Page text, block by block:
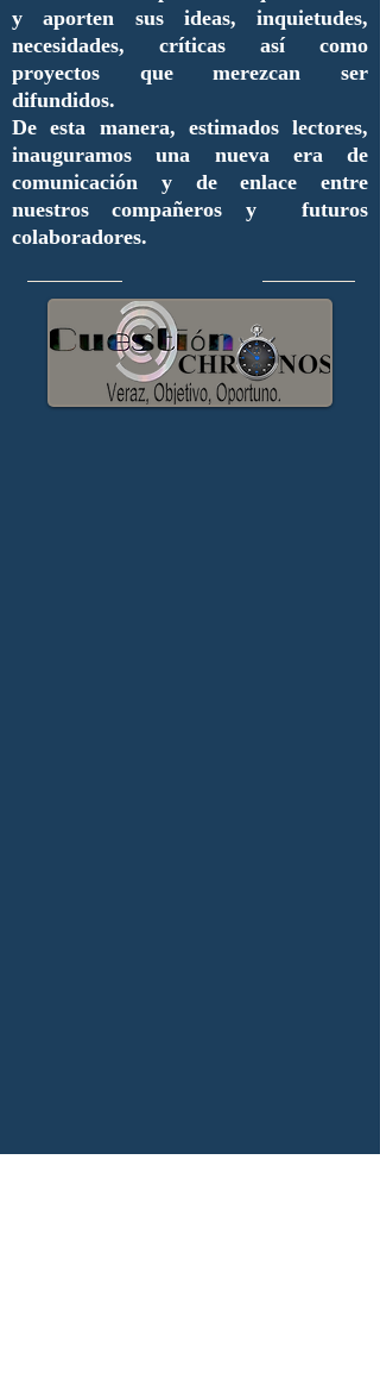
y aporten sus ideas, inquietudes,
necesidades, críticas así como
proyectos que merezcan ser
difundidos.
De esta manera, estimados lectores,
inauguramos una nueva era de
comunicación y de enlace entre
nuestros compañeros y futuros
colaboradores.